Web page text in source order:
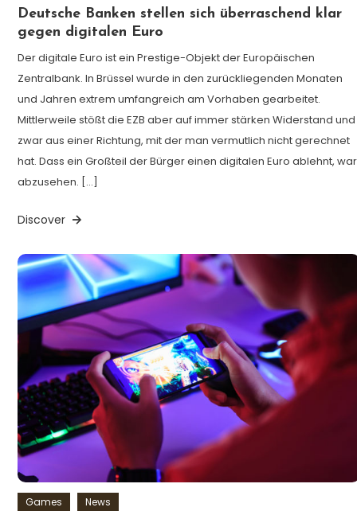
Deutsche Banken stellen sich überraschend klar
gegen digitalen Euro
Der digitale Euro ist ein Prestige-Objekt der Europäischen
Zentralbank. In Brüssel wurde in den zurückliegenden Monaten
und Jahren extrem umfangreich am Vorhaben gearbeitet.
Mittlerweile stößt die EZB aber auf immer stärken Widerstand und
zwar aus einer Richtung, mit der man vermutlich nicht gerechnet
hat. Dass ein Großteil der Bürger einen digitalen Euro ablehnt, war
abzusehen. […]
Discover
Games News